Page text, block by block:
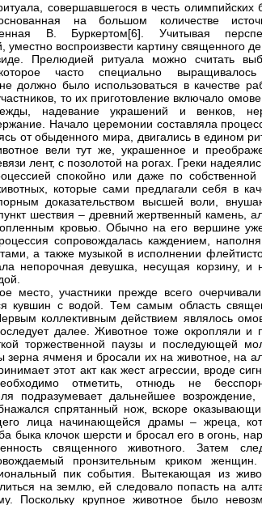
совершавшегося в честь олимпийских
на большом количестве
В. Буркертом[6]. Учитывая
уместно воспроизвести картину священного
Прелюдией ритуала можно считать
часто специально
должно было использоваться в качестве
то их приготовление включало
надевание украшений и венков,
Начало церемонии составляла
от обыденного мира, двигались в едином
вели тут же, украшенное и
лент, с позолотой на рогах. Греки
спокойно или даже по собственной
которые сами предлагали себя в
доказательством высшей воли,
шествия – древний жертвенный камень,
кровью. Обычно на его вершине
сопровождалась каждением,
а также музыкой в исполнении
непорочная девушка, несущая корзину, и
место, участники прежде всего очерчивали
кувшин с водой. Тем самым область
коллективным действием являлось
далее. Животное тоже окропляли и
торжественной паузы и последующей
зерна ячменя и бросали их на животное, на
этот акт как жест агрессии, вроде
отметить, отнюдь не
подразумевает дальнейшее
спрятанный нож, вскоре
лица начинающейся драмы – жреца,
быка клочок шерсти и бросал его в огонь,
священного животного. Затем
пронзительным криком женщин.
пик события. Вытекающая из
на землю, ей следовало попасть на
Поскольку крупное животное было